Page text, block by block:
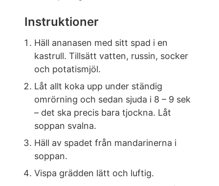
Instruktioner
Häll ananasen med sitt spad i en
kastrull. Tillsätt vatten, russin, socker
och potatismjöl.
Låt allt koka upp under ständig
omrörning och sedan sjuda i 8 – 9 sek
– det ska precis bara tjockna. Låt
soppan svalna.
Häll av spadet från mandarinerna i
soppan.
Vispa grädden lätt och luftig.